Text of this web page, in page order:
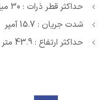
حداکثر قطر ذرات : 30 میلیمتر
شدت جریان : 15.7 آمپر
حداکثر ارتفاع : 43.9 متر